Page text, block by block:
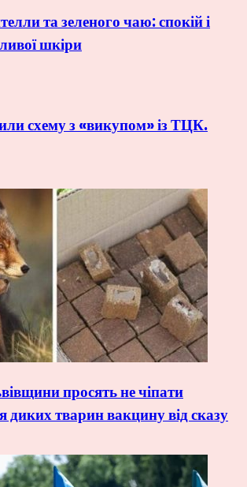
та зеленого чаю: спокій і
шкіри
схему з «викупом» із ТЦК.
просять не чіпати
диких тварин вакцину від сказу